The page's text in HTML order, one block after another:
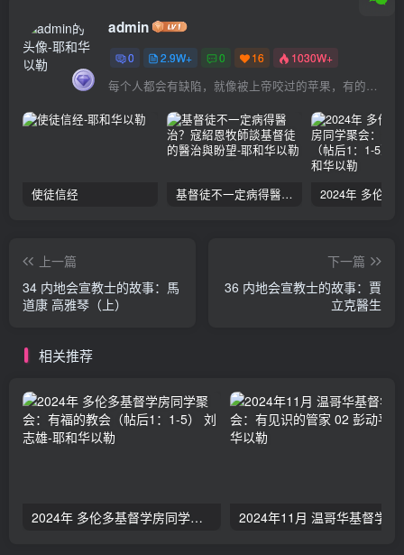
admin
0 2.9W+ 0 16 1030W+
每个人都会有缺陷，就像被上帝咬过的苹果，有的人缺陷比较大，正是因为上帝特别喜欢他的芬芳
使徒信经 基督徒不一定病得醫治？寇紹恩牧師談基督徒的醫治與盼望
上一篇
34 内地会宣教士的故事：馬
道康 高雅琴（上）
下一篇
36 内地会宣教士的故事：賈
立克醫生
相关推荐
2024年 多伦多基督学房同学聚会：有福的教会（帖后1：1-5） 刘志雄